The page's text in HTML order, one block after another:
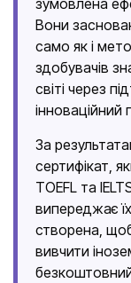
зумовлена
Вони
само як і
здобувачів
світі через
інноваційний
За
сертифікат,
TOEFL та
випереджає
створена,
вивчити